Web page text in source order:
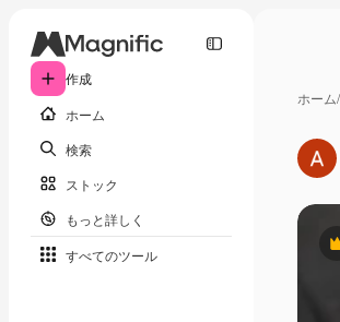
作成
ホーム
検索
ストック
もっと詳しく
すべてのツール
ホーム/